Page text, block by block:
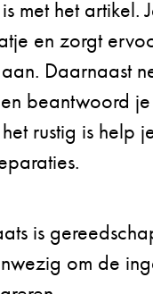
met het artikel.
en zorgt
Daarnaast
beantwoord
rustig is help
is
om de